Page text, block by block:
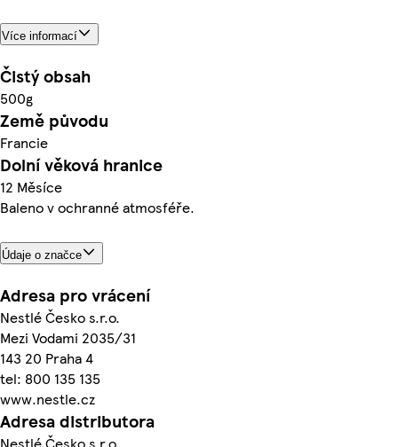
Více informací
Čistý obsah
500g
Země původu
Francie
Dolní věková hranice
12 Měsíce
Baleno v ochranné atmosféře.
Údaje o značce
Adresa pro vrácení
Nestlé Česko s.r.o.
Mezi Vodami 2035/31
143 20 Praha 4
tel: 800 135 135
www.nestle.cz
Adresa distributora